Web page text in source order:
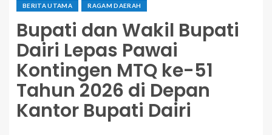
BERITA UTAMA RAGAM DAERAH
Bupati dan Wakil Bupati
Dairi Lepas Pawai
Kontingen MTQ ke-51
Tahun 2026 di Depan
Kantor Bupati Dairi